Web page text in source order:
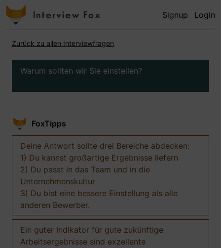
Signup Login
Zurück zu allen Interviewfragen
Warum sollten wir Sie einstellen?
FoxTipps
Deine Antwort sollte drei Bereiche abdecken:
1) Du kannst großartige Ergebnisse liefern
2) Du passt in das Team und in die
Unternehmenskultur
3) Du bist eine bessere Einstellung als alle
anderen Bewerber.
Ein guter Indikator für gute zukünftige
Arbeitsergebnisse sind exzellente